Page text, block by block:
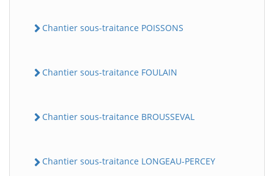
Chantier sous-traitance POISSONS
Chantier sous-traitance FOULAIN
Chantier sous-traitance BROUSSEVAL
Chantier sous-traitance LONGEAU-PERCEY